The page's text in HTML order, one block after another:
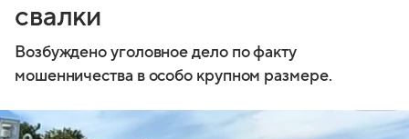
свалки
Возбуждено уголовное дело по факту
мошенничества в особо крупном размере.